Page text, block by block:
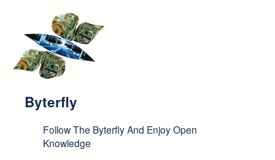
Byterfly
Follow The Byterfly And Enjoy Open
Knowledge